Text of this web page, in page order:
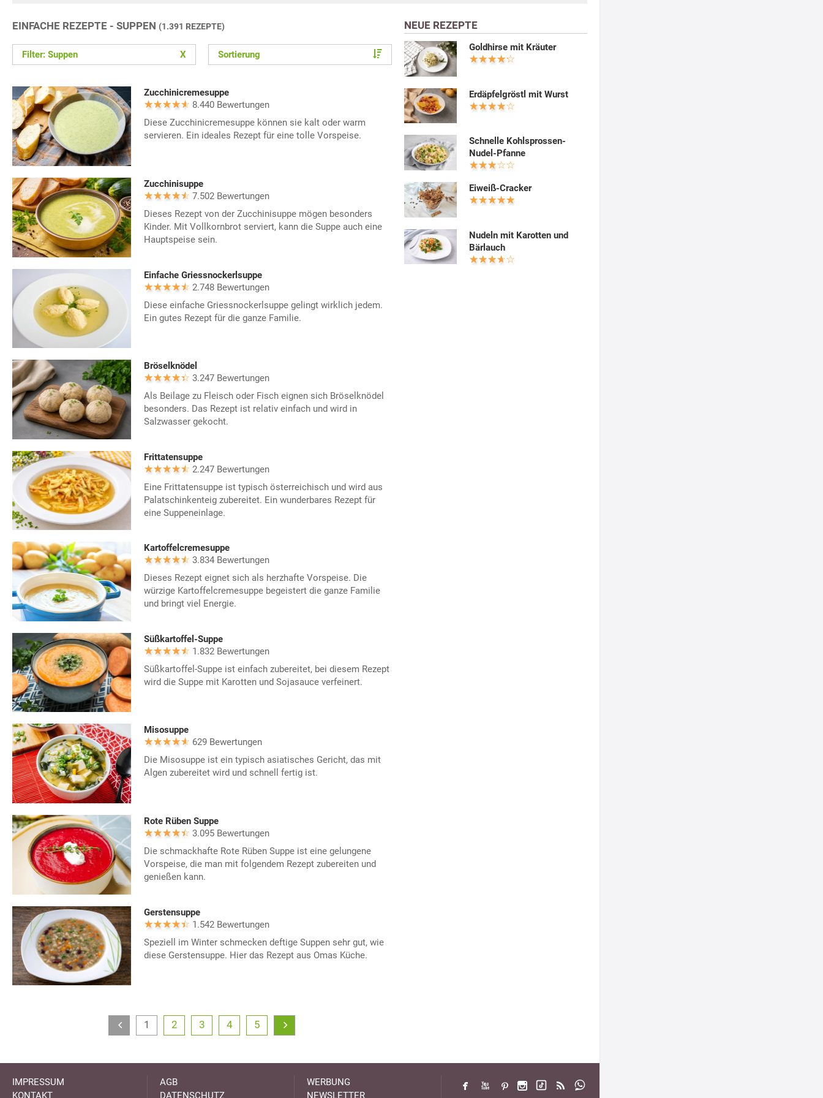
EINFACHE REZEPTE - SUPPEN (1.391 REZEPTE)
Filter: Suppen X Sortierung
Zucchinicremesuppe
8.440 Bewertungen
Diese Zucchinicremesuppe können sie kalt oder warm
servieren. Ein ideales Rezept für eine tolle Vorspeise.
Zucchinisuppe
7.502 Bewertungen
Dieses Rezept von der Zucchinisuppe mögen besonders
Kinder. Mit Vollkornbrot serviert, kann die Suppe auch eine
Hauptspeise sein.
Einfache Griessnockerlsuppe
2.748 Bewertungen
Diese einfache Griessnockerlsuppe gelingt wirklich jedem.
Ein gutes Rezept für die ganze Familie.
Bröselknödel
3.247 Bewertungen
Als Beilage zu Fleisch oder Fisch eignen sich Bröselknödel
besonders. Das Rezept ist relativ einfach und wird in
Salzwasser gekocht.
Frittatensuppe
2.247 Bewertungen
Eine Frittatensuppe ist typisch österreichisch und wird aus
Palatschinkenteig zubereitet. Ein wunderbares Rezept für
eine Suppeneinlage.
Kartoffelcremesuppe
3.834 Bewertungen
Dieses Rezept eignet sich als herzhafte Vorspeise. Die
würzige Kartoffelcremesuppe begeistert die ganze Familie
und bringt viel Energie.
Süßkartoffel-Suppe
1.832 Bewertungen
Süßkartoffel-Suppe ist einfach zubereitet, bei diesem Rezept
wird die Suppe mit Karotten und Sojasauce verfeinert.
Misosuppe
629 Bewertungen
Die Misosuppe ist ein typisch asiatisches Gericht, das mit
Algen zubereitet wird und schnell fertig ist.
Rote Rüben Suppe
3.095 Bewertungen
Die schmackhafte Rote Rüben Suppe ist eine gelungene
Vorspeise, die man mit folgendem Rezept zubereiten und
genießen kann.
Gerstensuppe
1.542 Bewertungen
Speziell im Winter schmecken deftige Suppen sehr gut, wie
diese Gerstensuppe. Hier das Rezept aus Omas Küche.
1 2 3 4 5
NEUE REZEPTE
Goldhirse mit Kräuter
Erdäpfelgröstl mit Wurst
Schnelle Kohlsprossen-
Nudel-Pfanne
Eiweiß-Cracker
Nudeln mit Karotten und
Bärlauch
IMPRESSUM
KONTAKT
AGB
DATENSCHUTZ
WERBUNG
NEWSLETTER